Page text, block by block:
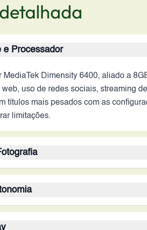
e Processador
MediaTek Dimensity 6400, aliado a
uso de redes sociais, streaming
títulos mais pesados com as
limitações.
para minimizar borrões e garantir
frontal de 32MP é ideal para selfies